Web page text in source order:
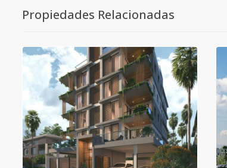
Propiedades Relacionadas